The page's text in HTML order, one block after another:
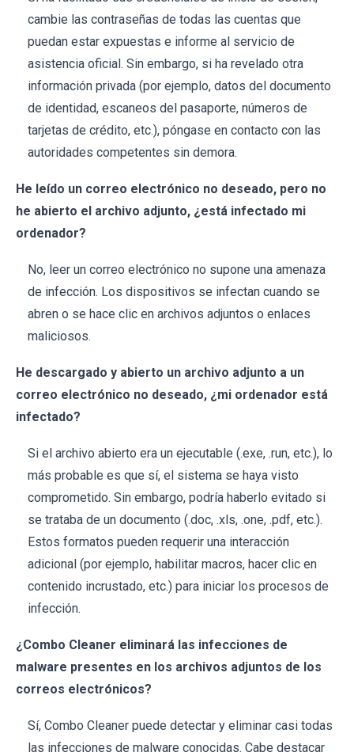
cambie las contraseñas de todas las cuentas que
puedan estar expuestas e informe al servicio de
asistencia oficial. Sin embargo, si ha revelado otra
información privada (por ejemplo, datos del documento
de identidad, escaneos del pasaporte, números de
tarjetas de crédito, etc.), póngase en contacto con las
autoridades competentes sin demora.
He leído un correo electrónico no deseado, pero no
he abierto el archivo adjunto, ¿está infectado mi
ordenador?
No, leer un correo electrónico no supone una amenaza
de infección. Los dispositivos se infectan cuando se
abren o se hace clic en archivos adjuntos o enlaces
maliciosos.
He descargado y abierto un archivo adjunto a un
correo electrónico no deseado, ¿mi ordenador está
infectado?
Si el archivo abierto era un ejecutable (.exe, .run, etc.), lo
más probable es que sí, el sistema se haya visto
comprometido. Sin embargo, podría haberlo evitado si
se trataba de un documento (.doc, .xls, .one, .pdf, etc.).
Estos formatos pueden requerir una interacción
adicional (por ejemplo, habilitar macros, hacer clic en
contenido incrustado, etc.) para iniciar los procesos de
infección.
¿Combo Cleaner eliminará las infecciones de
malware presentes en los archivos adjuntos de los
correos electrónicos?
Sí, Combo Cleaner puede detectar y eliminar casi todas
las infecciones de malware conocidas. Cabe destacar